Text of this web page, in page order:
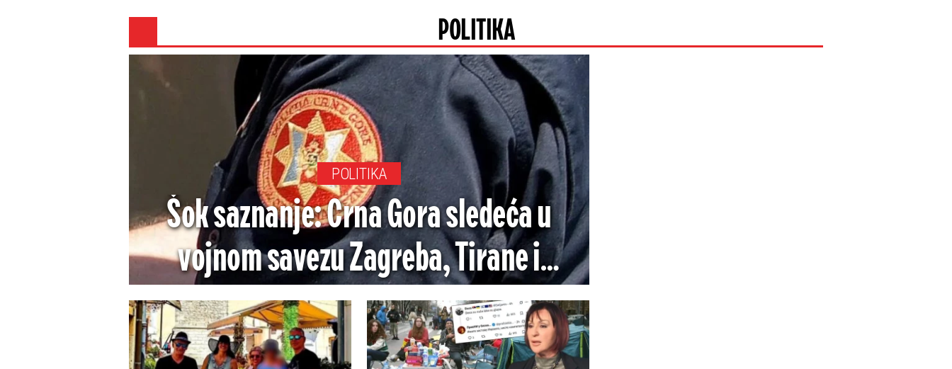
POLITIKA
POLITIKA
Šok saznanje: Crna Gora sledeća u
vojnom savezu Zagreba, Tirane i
Prištine?